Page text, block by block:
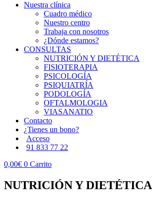
Nuestra clínica
Cuadro médico
Nuestro centro
Trabaja con nosotros
¿Dónde estamos?
CONSULTAS
NUTRICIÓN Y DIETÉTICA
FISIOTERAPIA
PSICOLOGÍA
PSIQUIATRÍA
PODOLOGÍA
OFTALMOLOGIA
VIASANATIO
Contacto
¿Tienes un bono?
Acceso
91 833 77 22
0,00€ 0 Carrito
NUTRICIÓN Y DIETÉTICA